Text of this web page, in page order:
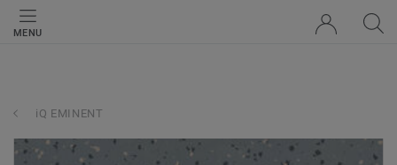
MENU
iQ EMINENT